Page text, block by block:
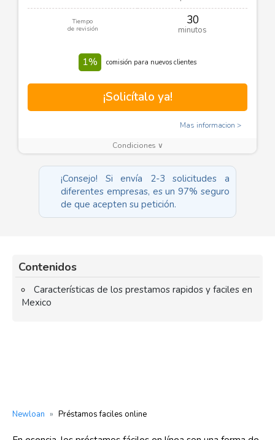
Tiempo
de revisión
30
minutos
1% comisión para nuevos clientes
¡Solicítalo ya!
Mas informacion
Condiciones ∨
¡Consejo! Si envía 2-3 solicitudes a
diferentes empresas, es un 97% seguro
de que acepten su petición.
Contenidos
Características de los prestamos rapidos y faciles en
Mexico
Newloan » Préstamos faciles online